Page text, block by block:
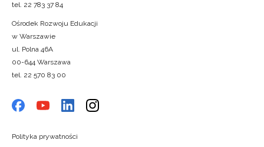
tel. 22 783 37 84
Ośrodek Rozwoju Edukacji
w Warszawie
ul. Polna 46A
00-644 Warszawa
tel. 22 570 83 00
Polityka prywatności